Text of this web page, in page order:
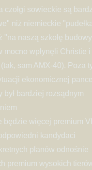
czołgi sowieckie są
niż niemieckie
"na naszą szkołę budowy
mocno wpłynęli Christie i
sam AMX-40). Poza
ekonomicznej
był bardziej rozsądnym
będzie więcej premium VIII
kandydaci
planów odnośnie
premium wysokich